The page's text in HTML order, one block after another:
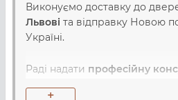
Виконуємо доставку до
Львові та відправку Новою
Україні.
Раді надати професійну
+